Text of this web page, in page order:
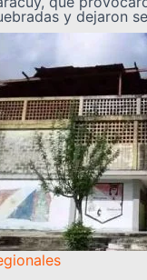
y dejaron